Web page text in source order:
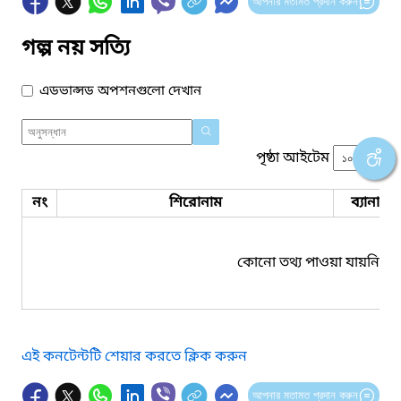
গল্প নয় সত্যি
এডভান্সড অপশনগুলো দেখান
পৃষ্ঠা আইটেম
নং শিরোনাম ব্যানার
কোনো তথ্য পাওয়া যায়নি।
এই কনটেন্টটি শেয়ার করতে ক্লিক করুন
আপনার মতামত প্রদান করুন